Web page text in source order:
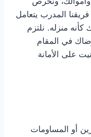
المدرب يتعامل
كأنه منزله. نلتزم
رضاك في المقام
على الأمانة
أو المساومات